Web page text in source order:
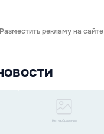
Разместить рекламу на сайте